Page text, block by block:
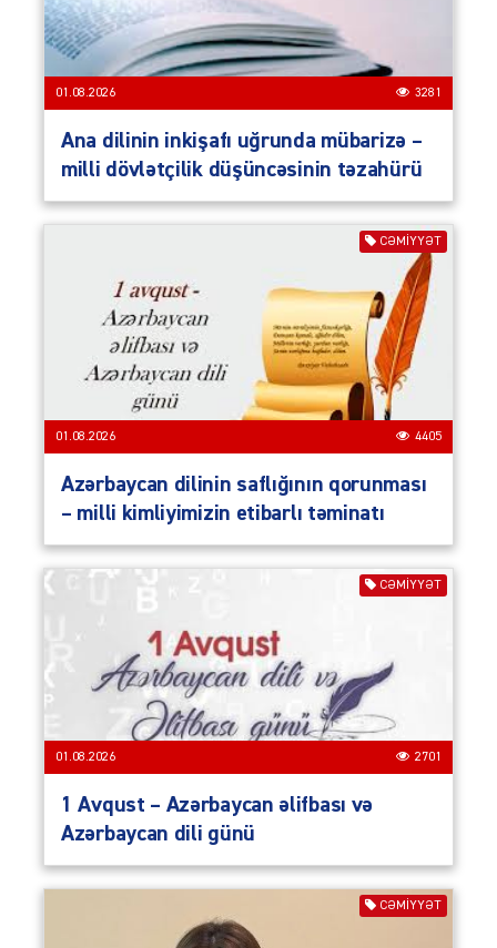
01.08.2026 3281
Ana dilinin inkişafı uğrunda mübarizə –
milli dövlətçilik düşüncəsinin təzahürü
CƏMIYYƏT
01.08.2026 4405
Azərbaycan dilinin saflığının qorunması
– milli kimliyimizin etibarlı təminatı
CƏMIYYƏT
01.08.2026 2701
1 Avqust – Azərbaycan əlifbası və
Azərbaycan dili günü
CƏMIYYƏT